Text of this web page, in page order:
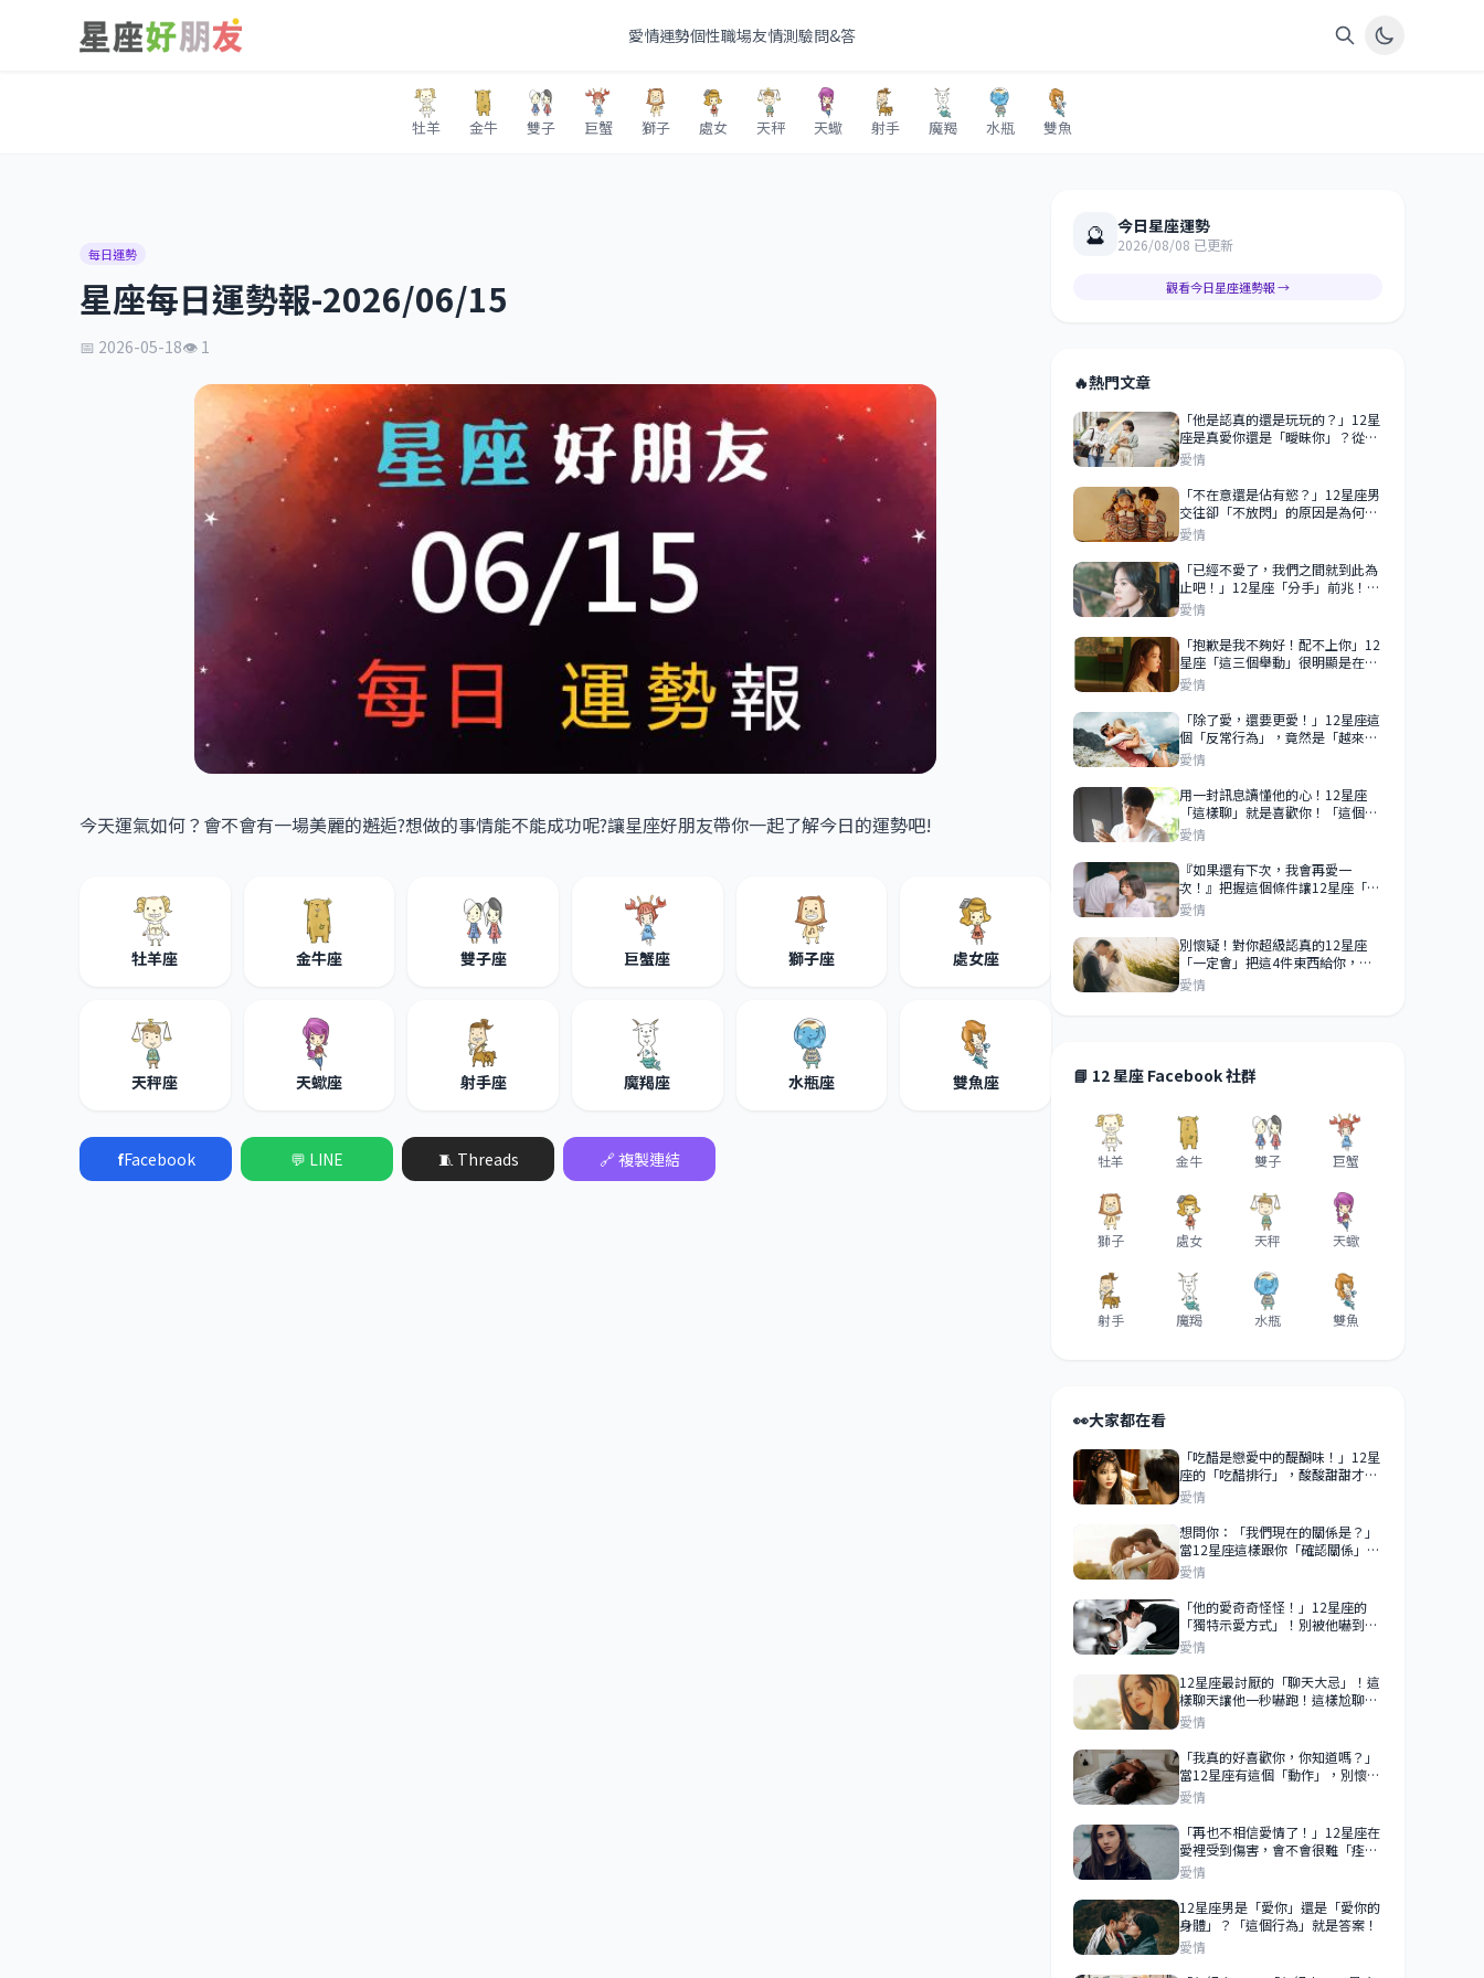
愛情運勢個性職場友情測驗問&答
牡羊 金牛 雙子 巨蟹 獅子 處女 天秤 天蠍 射手 魔羯 水瓶 雙魚
每日運勢
星座每日運勢報-2026/06/15
📅 2026-05-18👁 1
今天運氣如何？會不會有一場美麗的邂逅?想做的事情能不能成功呢?讓星座好朋友帶你一起了解今日的運勢吧!
牡羊座 金牛座 雙子座 巨蟹座 獅子座 處女座
天秤座 天蠍座 射手座 魔羯座 水瓶座 雙魚座
fFacebook 💬 LINE 🧵 Threads 🔗 複製連結
🔮 今日星座運勢
2026/08/08 已更新
觀看今日星座運勢報 →
🔥熱門文章
「他是認真的還是玩玩的？」12星
座是真愛你還是「曖昧你」？從這
些行為就看得出來！
愛情
「不在意還是佔有慾？」12星座男
交往卻「不放閃」的原因是為何？
他是捨不得曝光還是根本不愛你？
愛情
「已經不愛了，我們之間就到此為
止吧！」12星座「分手」前兆！
99％是想離開你！
愛情
「抱歉是我不夠好！配不上你」12
星座「這三個舉動」很明顯是在拒
絕你？
愛情
「除了愛，還要更愛！」12星座這
個「反常行為」，竟然是「越來越
愛你」的表現！
愛情
用一封訊息讀懂他的心！12星座
「這樣聊」就是喜歡你！「這個星
座」越喜歡你越不會秒回！
愛情
『如果還有下次，我會再愛一
次！』把握這個條件讓12星座「重
新愛上」你！能不能再愛他一次？
愛情
別懷疑！對你超級認真的12星座
「一定會」把這4件東西給你，早
已走心的舉動！
愛情
📘 12 星座 Facebook 社群
牡羊 金牛 雙子 巨蟹
獅子 處女 天秤 天蠍
射手 魔羯 水瓶 雙魚
👀大家都在看
「吃醋是戀愛中的醍醐味！」12星
座的「吃醋排行」，酸酸甜甜才是
愛情的滋味！
愛情
想問你：「我們現在的關係是？」
當12星座這樣跟你「確認關係」，
你們才是戀人關係！
愛情
「他的愛奇奇怪怪！」12星座的
「獨特示愛方式」！別被他嚇到，
他只是太喜歡你！
愛情
12星座最討厭的「聊天大忌」！這
樣聊天讓他一秒嚇跑！這樣尬聊實
在讓人很尷尬！
愛情
「我真的好喜歡你，你知道嗎？」
當12星座有這個「動作」，別懷
疑！他已經「愛上你」！
愛情
「再也不相信愛情了！」12星座在
愛裡受到傷害，會不會很難「痊
癒」？牡羊沒什麼過不去、雙魚有
一百個放不下的理由！
愛情
12星座男是「愛你」還是「愛你的
身體」？「這個行為」就是答案！
愛情